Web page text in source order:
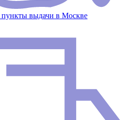
пункты выдачи в Москве